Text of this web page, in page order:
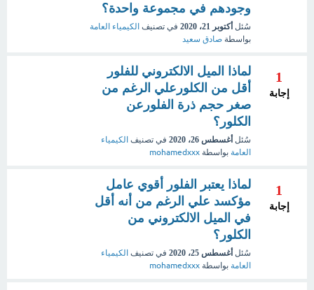
وجودهم في مجموعة واحدة؟
سُئل أكتوبر 21، 2020 في تصنيف الكيمياء العامة
بواسطة صادق سعيد
1
إجابة
لماذا الميل الالكتروني للفلور
أقل من الكلورعلي الرغم من
صغر حجم ذرة الفلورعن
الكلور؟
سُئل أغسطس 26، 2020 في تصنيف الكيمياء
العامة بواسطة mohamedxxx
1
إجابة
لماذا يعتبر الفلور أقوي عامل
مؤكسد علي الرغم من أنه أقل
في الميل الالكتروني من
الكلور؟
سُئل أغسطس 25، 2020 في تصنيف الكيمياء
العامة بواسطة mohamedxxx